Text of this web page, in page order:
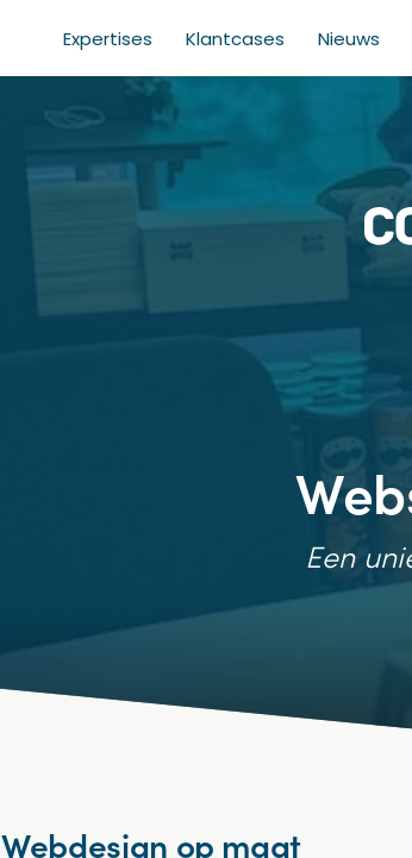
Expertises Klantcases Nieuws
Een
Webdesign op maat